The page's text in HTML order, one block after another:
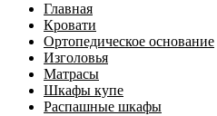
Главная
Кровати
Ортопедическое основание
Изголовья
Матрасы
Шкафы купе
Распашные шкафы